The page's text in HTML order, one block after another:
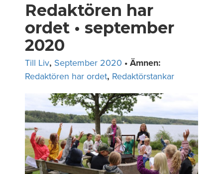
Redaktören har
ordet • september
2020
Till Liv, September 2020 • Ämnen:
Redaktören har ordet, Redaktörstankar